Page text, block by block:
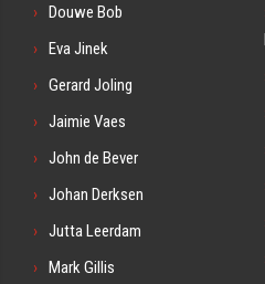
Douwe Bob
Eva Jinek
Gerard Joling
Jaimie Vaes
John de Bever
Johan Derksen
Jutta Leerdam
Mark Gillis